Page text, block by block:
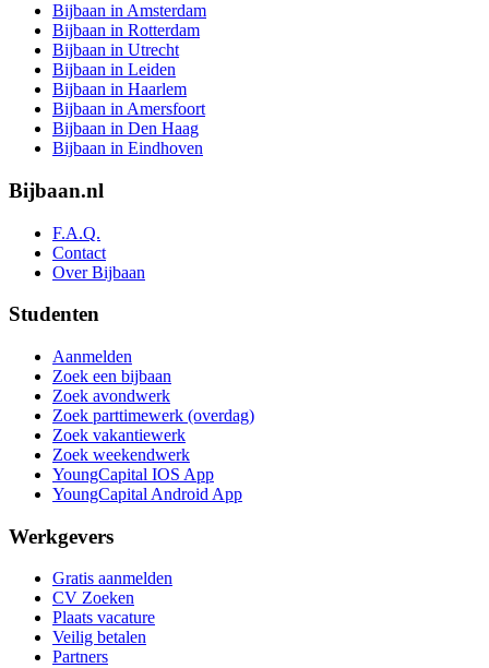
Bijbaan in Amsterdam
Bijbaan in Rotterdam
Bijbaan in Utrecht
Bijbaan in Leiden
Bijbaan in Haarlem
Bijbaan in Amersfoort
Bijbaan in Den Haag
Bijbaan in Eindhoven
Bijbaan.nl
F.A.Q.
Contact
Over Bijbaan
Studenten
Aanmelden
Zoek een bijbaan
Zoek avondwerk
Zoek parttimewerk (overdag)
Zoek vakantiewerk
Zoek weekendwerk
YoungCapital IOS App
YoungCapital Android App
Werkgevers
Gratis aanmelden
CV Zoeken
Plaats vacature
Veilig betalen
Partners